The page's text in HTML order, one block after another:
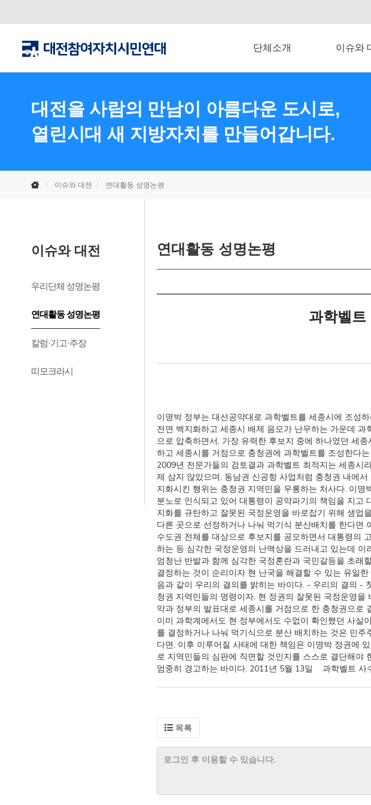
단체소개 이슈와
대전을 사람의 만남이 아름다운 도시로,
열린시대 새 지방자치를 만들어갑니다.
이슈와 대전 연대활동 성명논평
이슈와 대전
우리단체 성명논평
연대활동 성명논평
칼럼·기고·주장
띠모크라시
연대활동 성명논평
과학벨트
이명박 정부는 대선공약대로 과학벨트를 세종시에 조성
전면 백지화하고 세종시 배제 음모가 난무하는 가운데
으로 압축하면서, 가장 유력한 후보지 중에 하나였던 세
하고 세종시를 거점으로 충청권에 과학벨트를 조성한다
2009년 전문가들의 검토결과 과학벨트 최적지는 세종시
제 삼지 않았으며, 동남권 신공항 사업처럼 충청권 내에
지화시킨 행위는 충청권 지역민을 우롱하는 처사다. 이
분노로 인식되고 있어 대통령이 공약파기의 책임을 지고
지화를 규탄하고 잘못된 국정운영을 바로잡기 위해 생업
다른 곳으로 선정하거나 나눠 먹기식 분산배치를 한다면
수도권 전체를 대상으로 후보지를 공모하면서 대통령의
하는 등 심각한 국정운영의 난맥상을 드러내고 있는데
엄청난 반발과 함께 심각한 국정혼란과 국민갈등을 초래
결정하는 것이 순리이자 현 난국을 해결할 수 있는 유일
음과 같이 우리의 결의를 밝히는 바이다. - 우리의 결의 -
청권 지역민들의 명령이자, 현 정권의 잘못된 국정운영
약과 정부의 발표대로 세종시를 거점으로 한 충청권으로
이미 과학계에서도 현 정부에서도 수없이 확인했던 사실
를 결정하거나 나눠 먹기식으로 분산 배치하는 것은 민
다면, 이후 이루어질 사태에 대한 책임은 이명박 정권에
로 지역민들의 심판에 직면할 것인지를 스스로 결단해야
엄중히 경고하는 바이다. 2011년 5월 13일 과학벨트 사
목록